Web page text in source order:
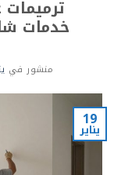
خدمات
منشور في
19
يناير